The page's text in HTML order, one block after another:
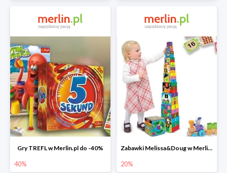
Gry TREFL w Merlin.pl do -40%
40%
Zabawki Melissa&Doug w Merlin.pl do -20%
20%